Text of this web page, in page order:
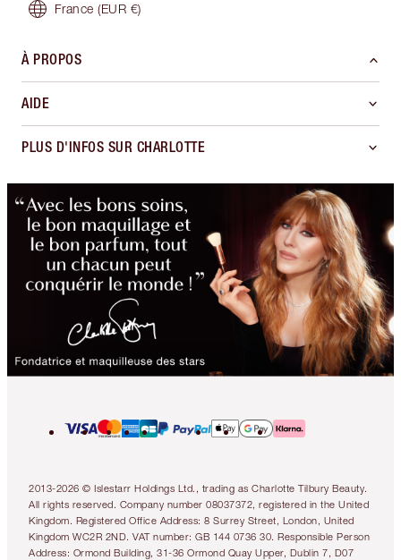
France (EUR €)
À PROPOS
AIDE
PLUS D'INFOS SUR CHARLOTTE
2013-2026 © Islestarr Holdings Ltd., trading as Charlotte Tilbury Beauty.
All rights reserved. Company number 08037372, registered in the United
Kingdom. Registered Office Address: 8 Surrey Street, London, United
Kingdom WC2R 2ND. VAT number: GB 144 0736 30. Responsible Person
Address: Ormond Building, 31-36 Ormond Quay Upper, Dublin 7, D07